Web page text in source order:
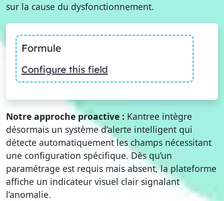
sur la cause du dysfonctionnement.
Notre approche proactive : Kantree intègre
désormais un système d’alerte intelligent qui
détecte automatiquement les champs nécessitant
une configuration spécifique. Dès qu’un
paramétrage est requis mais absent, la plateforme
affiche un indicateur visuel clair signalant
l’anomalie.